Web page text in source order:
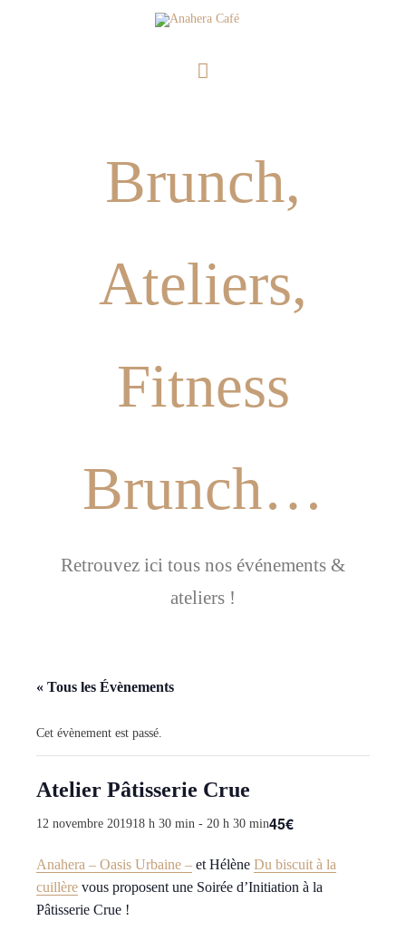
Menu
Brunch,
Ateliers,
Fitness
Brunch…
Retrouvez ici tous nos événements &
ateliers !
« Tous les Évènements
Cet évènement est passé.
Atelier Pâtisserie Crue
12 novembre 201918 h 30 min - 20 h 30 min45€
Anahera – Oasis Urbaine – et Hélène Du biscuit à la
cuillère vous proposent une Soirée d’Initiation à la
Pâtisserie Crue !